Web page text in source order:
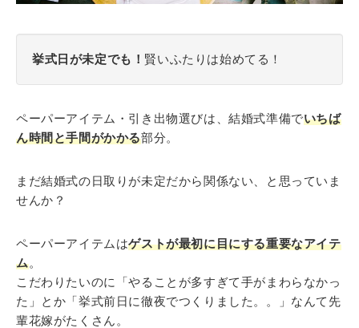
挙式日が未定でも！ 賢いふたりは始めてる！
ペーパーアイテム・引き出物選びは、結婚式準備でいちば
ん時間と手間がかかる部分。
まだ結婚式の日取りが未定だから関係ない、と思っていま
せんか？
ペーパーアイテムはゲストが最初に目にする重要なアイテ
ム。
こだわりたいのに「やることが多すぎて手がまわらなかっ
た」とか「挙式前日に徹夜でつくりました。。」なんて先
輩花嫁がたくさん。